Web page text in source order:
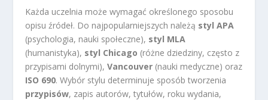
Każda uczelnia może wymagać określonego sposobu
opisu źródeł. Do najpopularniejszych należą styl APA
(psychologia, nauki społeczne), styl MLA
(humanistyka), styl Chicago (różne dziedziny, często z
przypisami dolnymi),Vancouver (nauki medyczne) oraz
ISO 690. Wybór stylu determinuje sposób tworzenia
przypisów, zapis autorów, tytułów, roku wydania,